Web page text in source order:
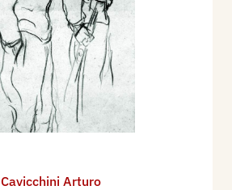
Cavicchini Arturo